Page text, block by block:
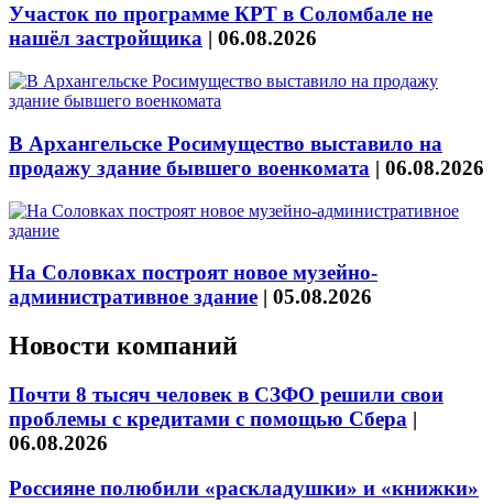
Участок по программе КРТ в Соломбале не
нашёл застройщика | 06.08.2026
В Архангельске Росимущество выставило на
продажу здание бывшего военкомата | 06.08.2026
На Соловках построят новое музейно-
административное здание | 05.08.2026
Новости компаний
Почти 8 тысяч человек в СЗФО решили свои
проблемы с кредитами с помощью Сбера |
06.08.2026
Россияне полюбили «раскладушки» и «книжки»